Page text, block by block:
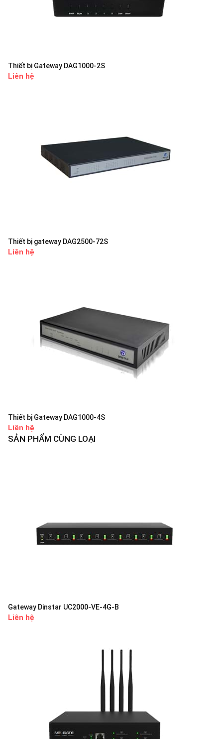
Thiết bị Gateway DAG1000-2S
Liên hệ
Thiết bị gateway DAG2500-72S
Liên hệ
Thiết bị Gateway DAG1000-4S
Liên hệ
SẢN PHẨM CÙNG LOẠI
Gateway Dinstar UC2000-VE-4G-B
Liên hệ